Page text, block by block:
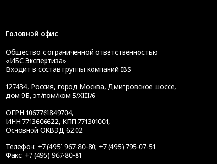
Головной офис
Общество с ограниченной ответственностью
«ИБС Экспертиза»
Входит в состав группы компаний IBS
127434, Россия, город Москва, Дмитровское шоссе,
дом 9Б, эт/пом/ком 5/XIII/6
ОГРН 1067761849704,
ИНН 7713606622, КПП 771301001,
Основной ОКВЭД 62.02
Телефон: +7 (495) 967-80-80; +7 (495) 795-07-51
Факс: +7 (495) 967-80-81